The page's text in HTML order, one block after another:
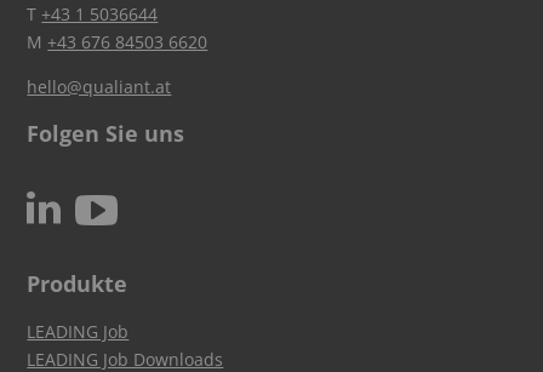
T+43 1 5036644
M+43 676 84503 6620
hello@qualiant.at
Folgen Sie uns
N c
Produkte
LEADING Job
LEADING Job Downloads